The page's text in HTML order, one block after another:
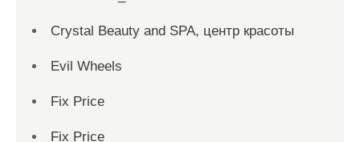
Crystal Beauty and SPA, центр красоты
Evil Wheels
Fix Price
Fix Price